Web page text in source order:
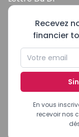
Recevez
financier
En vous
recevoir nos